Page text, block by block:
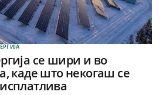
се шири и во
каде што некогаш се